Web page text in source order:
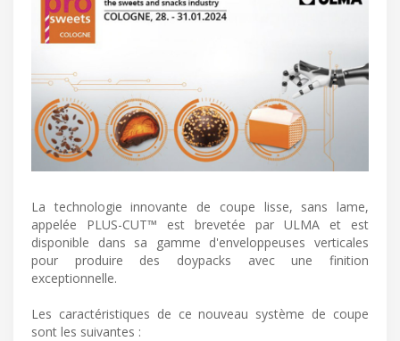
La technologie innovante de coupe lisse, sans lame,
appelée PLUS-CUT™ est brevetée par ULMA et est
disponible dans sa gamme d'enveloppeuses verticales
pour produire des doypacks avec une finition
exceptionnelle.
Les caractéristiques de ce nouveau système de coupe
sont les suivantes :